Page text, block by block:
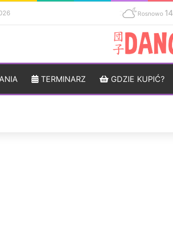
Rosnowo 14
TERMINARZ GDZIE KUPIĆ?